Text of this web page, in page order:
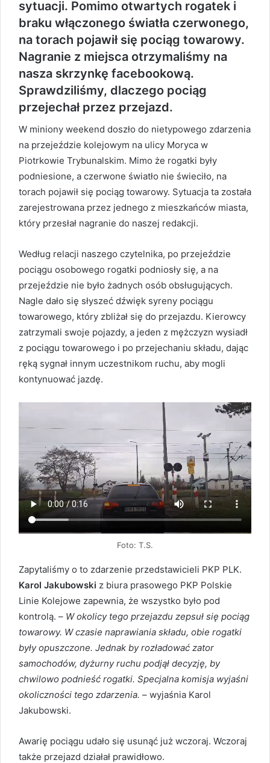
sytuacji. Pomimo otwartych rogatek i
braku włączonego światła czerwonego,
na torach pojawił się pociąg towarowy.
Nagranie z miejsca otrzymaliśmy na
nasza skrzynkę facebookową.
Sprawdziliśmy, dlaczego pociąg
przejechał przez przejazd.
W miniony weekend doszło do nietypowego zdarzenia
na przejeździe kolejowym na ulicy Moryca w
Piotrkowie Trybunalskim. Mimo że rogatki były
podniesione, a czerwone światło nie świeciło, na
torach pojawił się pociąg towarowy. Sytuacja ta została
zarejestrowana przez jednego z mieszkańców miasta,
który przesłał nagranie do naszej redakcji.
Według relacji naszego czytelnika, po przejeździe
pociągu osobowego rogatki podniosły się, a na
przejeździe nie było żadnych osób obsługujących.
Nagle dało się słyszeć dźwięk syreny pociągu
towarowego, który zbliżał się do przejazdu. Kierowcy
zatrzymali swoje pojazdy, a jeden z mężczyzn wysiadł
z pociągu towarowego i po przejechaniu składu, dając
ręką sygnał innym uczestnikom ruchu, aby mogli
kontynuować jazdę.
Foto: T.S.
Zapytaliśmy o to zdarzenie przedstawicieli PKP PLK.
Karol Jakubowski z biura prasowego PKP Polskie
Linie Kolejowe zapewnia, że wszystko było pod
kontrolą. – W okolicy tego przejazdu zepsuł się pociąg
towarowy. W czasie naprawiania składu, obie rogatki
były opuszczone. Jednak by rozładować zator
samochodów, dyżurny ruchu podjął decyzję, by
chwilowo podnieść rogatki. Specjalna komisja wyjaśni
okoliczności tego zdarzenia. – wyjaśnia Karol
Jakubowski.
Awarię pociągu udało się usunąć już wczoraj. Wczoraj
także przejazd działał prawidłowo.